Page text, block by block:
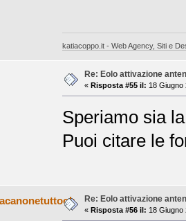
katiacoppo.it - Web Agency, Siti e
Re: Eolo attivazione
« Risposta #55 il: 18 Giugno
Speriamo sia
Puoi citare le
Re: Eolo attivazione
« Risposta #56 il: 18 Giugno